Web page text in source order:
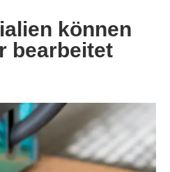
können
bearbeitet